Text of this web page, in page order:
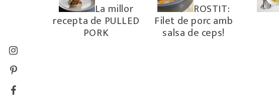
La millor
recepta de PULLED
PORK
ROSTIT:
Filet de porc amb
salsa de ceps!